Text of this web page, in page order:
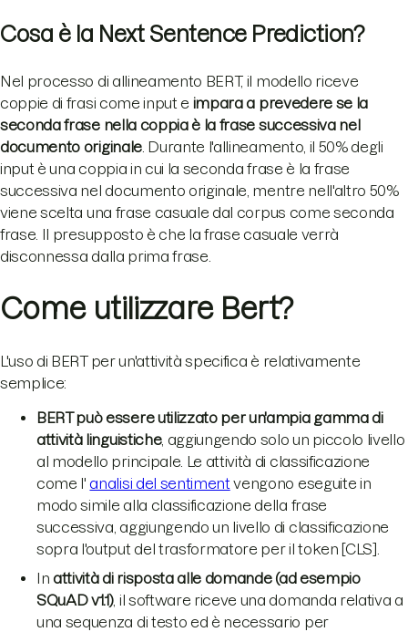
Cosa è la Next Sentence Prediction?
Nel processo di allineamento BERT, il modello riceve
coppie di frasi come input e impara a prevedere se la
seconda frase nella coppia è la frase successiva nel
documento originale. Durante l'allineamento, il 50% degli
input è una coppia in cui la seconda frase è la frase
successiva nel documento originale, mentre nell'altro 50%
viene scelta una frase casuale dal corpus come seconda
frase. Il presupposto è che la frase casuale verrà
disconnessa dalla prima frase.
Come utilizzare Bert?
L'uso di BERT per un'attività specifica è relativamente
semplice:
BERT può essere utilizzato per un'ampia gamma di
attività linguistiche, aggiungendo solo un piccolo livello
al modello principale. Le attività di classificazione
come l'analisi del sentiment vengono eseguite in
modo simile alla classificazione della frase
successiva, aggiungendo un livello di classificazione
sopra l'output del trasformatore per il token [CLS].
In attività di risposta alle domande (ad esempio
SQuAD v1.1), il software riceve una domanda relativa a
una sequenza di testo ed è necessario per